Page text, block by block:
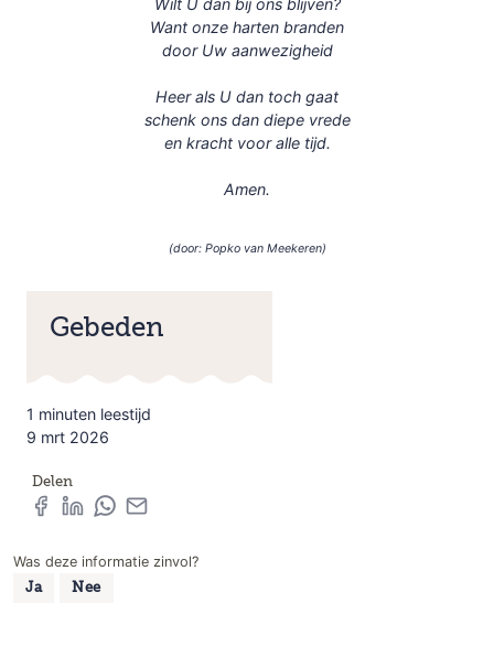
Wilt U dan bij ons blijven?
Want onze harten branden
door Uw aanwezigheid
Heer als U dan toch gaat
schenk ons dan diepe vrede
en kracht voor alle tijd.
Amen.
(door: Popko van Meekeren)
Gebeden
1 minuten leestijd
9 mrt 2026
Delen
Was deze informatie zinvol?
Ja Nee